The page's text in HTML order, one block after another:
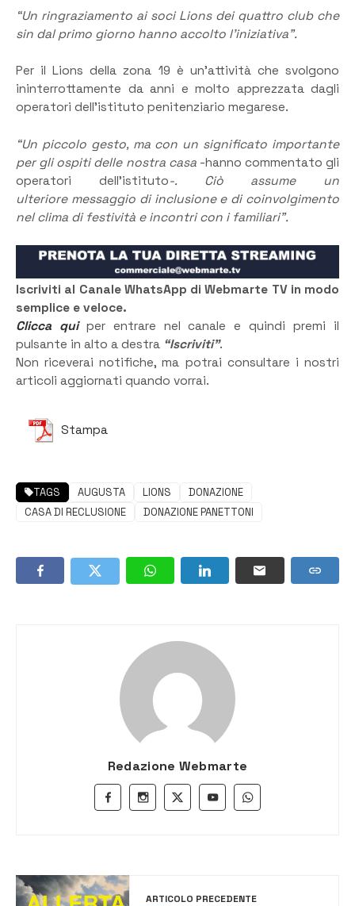
“Un ringraziamento ai soci Lions dei quattro club che
sin dal primo giorno hanno accolto l’iniziativa”.
Per il Lions della zona 19 è un’attività che svolgono
ininterrottamente da anni e molto apprezzata dagli
operatori dell’istituto penitenziario megarese.
“Un piccolo gesto, ma con un significato importante
per gli ospiti delle nostra casa-hanno commentato gli
operatori dell’istituto-. Ciò assume un
ulteriore messaggio di inclusione e di coinvolgimento
nel clima di festività e incontri con i familiari”.
Iscriviti al Canale WhatsApp di Webmarte TV in modo
semplice e veloce.
Clicca quiper entrare nel canale e quindi premi il
pulsante in alto a destra “Iscriviti”.
Non riceverai notifiche, ma potrai consultare i nostri
articoli aggiornati quando vorrai.
Stampa
TAGS AUGUSTA LIONS
DONAZIONE
CASA DI RECLUSIONE
DONAZIONE PANETTONI
Redazione Webmarte
ARTICOLO PRECEDENTE